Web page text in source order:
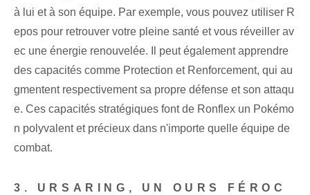
à lui et à son équipe. Par exemple, vous pouvez utiliser R
epos pour retrouver votre pleine santé et vous réveiller av
ec une énergie renouvelée. Il peut également apprendre
des capacités comme Protection et Renforcement, qui au
gmentent respectivement sa propre défense et son attaqu
e. Ces capacités stratégiques font de Ronflex un Pokémo
n polyvalent et précieux dans n'importe quelle équipe de
combat.
3. URSARING, UN OURS FÉROC